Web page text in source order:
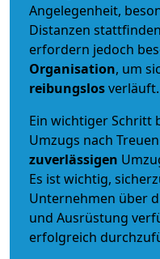
Angelegenheit,
Distanzen
erfordern jedoch
Organisation, um
reibungslosverläuft.
Ein wichtiger Schritt
Umzugs nach
zuverlässigen
Es ist wichtig,
Unternehmen über
und Ausrüstung
erfolgreich